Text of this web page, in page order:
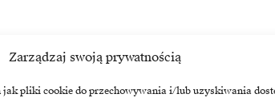
Zarządzaj swoją prywatnością
pliki cookie do przechowywania i/lub uzyskiwania